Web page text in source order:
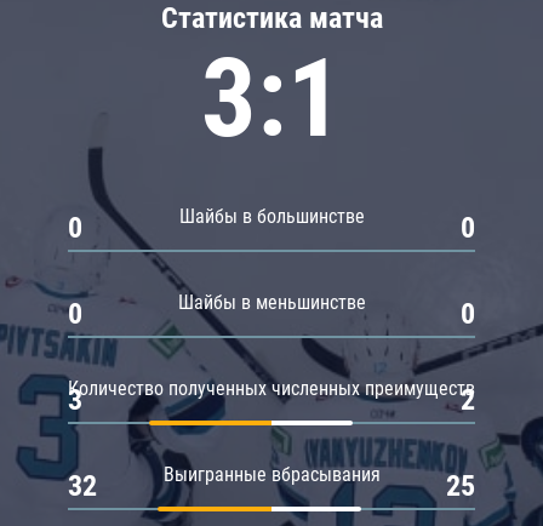
Статистика матча
3:1
Шайбы в большинстве
0 0
Шайбы в меньшинстве
0 0
Количество полученных численных преимуществ
3 2
Выигранные вбрасывания
32 25